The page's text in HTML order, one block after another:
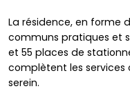
La résidence, en forme
communs pratiques et
et 55 places de
complètent les
serein.